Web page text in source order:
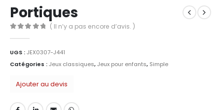
Portiques
( Il n’y a pas encore d’avis. )
UGS :JEX0307-J441
Catégories :Jeux classiques,Jeux pour enfants, Simple
Ajouter au devis